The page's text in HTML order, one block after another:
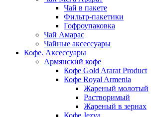
Чай в пакете
Фильтр-пакетики
Гофроупаковка
Чай Амарас
Чайные аксессуары
Кофе. Аксессуары
Армянский кофе
Кофе Gold Ararat Product
Кофе Royal Armenia
Жареный молотый
Растворимый
Жареный в зернах
Кофе Jezva